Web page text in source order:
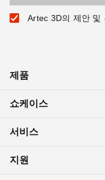
Artec 3D의 제안 및
제품
쇼케이스
서비스
지원